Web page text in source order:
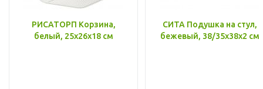
РИСАТОРП Корзина,
белый, 25x26x18 см
СИТА Подушка на стул,
бежевый, 38/35x38x2 см